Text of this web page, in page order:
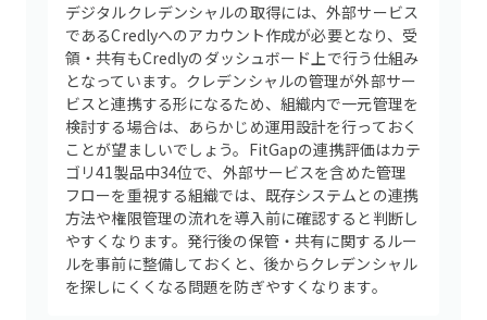
デジタルクレデンシャルの取得には、外部サービス
であるCredlyへのアカウント作成が必要となり、受
領・共有もCredlyのダッシュボード上で行う仕組み
となっています。クレデンシャルの管理が外部サー
ビスと連携する形になるため、組織内で一元管理を
検討する場合は、あらかじめ運用設計を行っておく
ことが望ましいでしょう。FitGapの連携評価はカテ
ゴリ41製品中34位で、外部サービスを含めた管理
フローを重視する組織では、既存システムとの連携
方法や権限管理の流れを導入前に確認すると判断し
やすくなります。発行後の保管・共有に関するルー
ルを事前に整備しておくと、後からクレデンシャル
を探しにくくなる問題を防ぎやすくなります。